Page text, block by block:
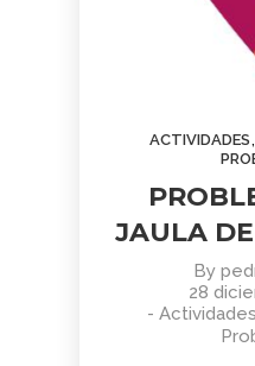
2026
AJEDREZ
CON
CABEZA.
VERANO Y
¡HASTA
SEPTIEMBRE!
1
BOLETÍN
COMUNIDAD
1
DE
ACTIVIDADES,
JAULA
By
28
- Actividades